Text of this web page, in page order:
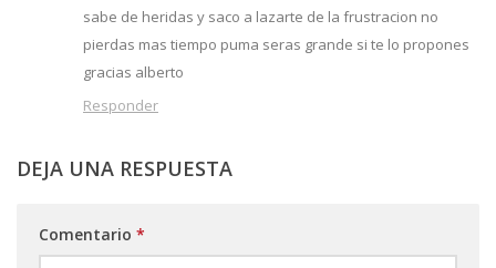
sabe de heridas y saco a lazarte de la frustracion no
pierdas mas tiempo puma seras grande si te lo propones
gracias alberto
Responder
DEJA UNA RESPUESTA
Comentario *